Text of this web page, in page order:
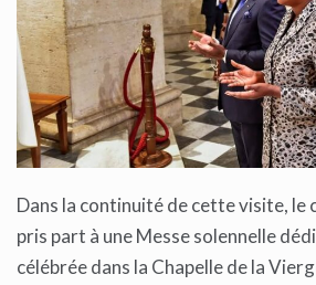
Dans la continuité de cette visite, le
pris part à une Messe solennelle
célébrée dans la Chapelle de la